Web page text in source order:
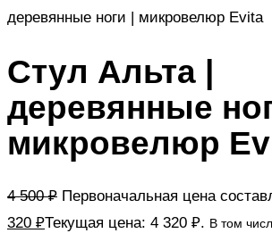
деревянные ноги | микровелюр Evita
Стул Альта |
деревянные
микровелюр
4 500₽ Первоначальная цена
320 ₽Текущая цена: 4 320 ₽. В том